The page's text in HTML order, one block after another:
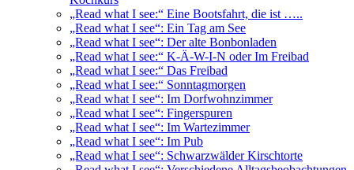
„Read what I see:“ Eine Bootsfahrt, die ist …..
„Read what I see“: Ein Tag am See
„Read what I see“: Der alte Bonbonladen
„Read what I see:“ K-Ä-W-I-N oder Im Freibad
„Read what I see:“ Das Freibad
„Read what I see:“ Sonntagmorgen
„Read what I see“: Im Dorfwohnzimmer
„Read what I see“: Fingerspuren
„Read what I see“: Im Wartezimmer
„Read what I see“: Im Pub
„Read what I see“: Schwarzwälder Kirschtorte